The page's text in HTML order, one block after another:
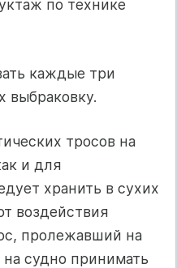
по технике
каждые три
выбраковку.
тросов на
и для
хранить в сухих
воздействия
пролежавший на
судно принимать